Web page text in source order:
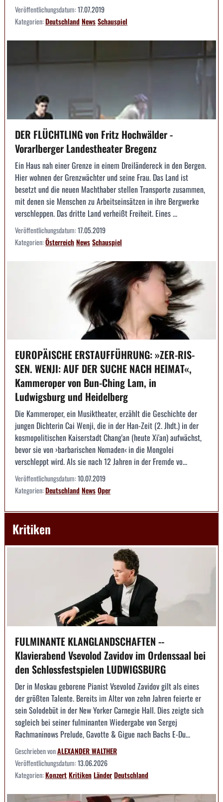
Veröffentlichungsdatum:17.07.2019
Kategorien:DeutschlandNewsSchauspiel
DER FLÜCHTLING von Fritz Hochwälder -
Vorarlberger Landestheater Bregenz
Ein Haus nah einer Grenze in einem Dreiländereck in den Bergen.
Hier wohnen der Grenzwächter und seine Frau. Das Land ist
besetzt und die neuen Machthaber stellen Transporte zusammen,
mit denen sie Menschen zu Arbeitseinsätzen in ihre Bergwerke
verschleppen. Das dritte Land verheißt Freiheit. Eines ...
Veröffentlichungsdatum:17.05.2019
Kategorien:ÖsterreichNewsSchauspiel
EUROPÄISCHE ERSTAUFFÜHRUNG: »ZER-RIS-
SEN. WENJI: AUF DER SUCHE NACH HEIMAT«,
Kammeroper von Bun-Ching Lam, in
Ludwigsburg und Heidelberg
Die Kammeroper, ein Musiktheater, erzählt die Geschichte der
jungen Dichterin Cai Wenji, die in der Han-Zeit (2. Jhdt.) in der
kosmopolitischen Kaiserstadt Chang'an (heute Xi'an) aufwächst,
bevor sie von ›barbarischen Nomaden‹ in die Mongolei
verschleppt wird. Als sie nach 12 Jahren in der Fremde vo...
Veröffentlichungsdatum:10.07.2019
Kategorien:DeutschlandNewsOper
Kritiken
FULMINANTE KLANGLANDSCHAFTEN --
Klavierabend Vsevolod Zavidov im Ordenssaal bei
den Schlossfestspielen LUDWIGSBURG
Der in Moskau geborene Pianist Vsevolod Zavidov gilt als eines
der größten Talente. Bereits im Alter von zehn Jahren feierte er
sein Solodebüt in der New Yorker Carnegie Hall. Dies zeigte sich
sogleich bei seiner fulminanten Wiedergabe von Sergej
Rachmaninows Prelude, Gavotte & Gigue nach Bachs E-Du...
Geschrieben vonALEXANDER WALTHER
Veröffentlichungsdatum:13.06.2026
Kategorien:KonzertKritikenLänderDeutschland